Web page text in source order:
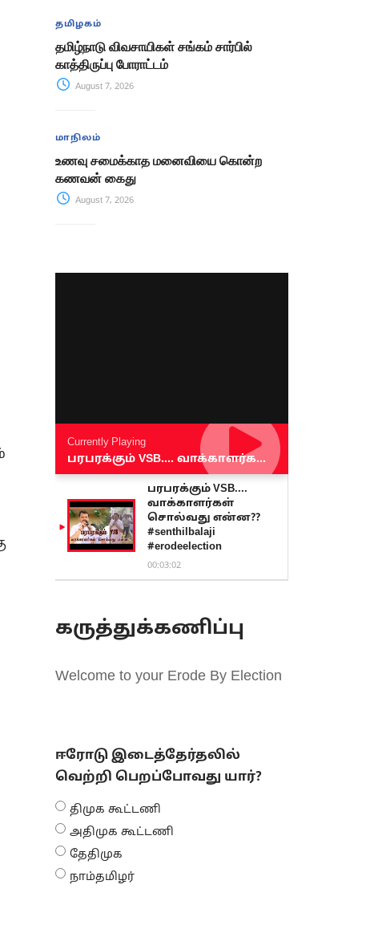
தமிழகம்
தமிழ்நாடு விவசாயிகள் சங்கம் சார்பில்
காத்திருப்பு போராட்டம்
August 7, 2026
மாநிலம்
உணவு சமைக்காத மனைவியை கொன்ற
கணவன் கைது
August 7, 2026
Currently Playing
பரபரக்கும் VSB.... வாக்காளர்கள் சொல்வது என்ன?? #senthilbalaji #erodeelection
பரபரக்கும் VSB....
வாக்காளர்கள்
சொல்வது என்ன??
#senthilbalaji
#erodeelection
00:03:02
கருத்துக்கணிப்பு
Welcome to your Erode By Election
ஈரோடு இடைத்தேர்தலில்
வெற்றி பெறப்போவது யார்?
திமுக கூட்டணி
அதிமுக கூட்டணி
தேதிமுக
நாம்தமிழர்